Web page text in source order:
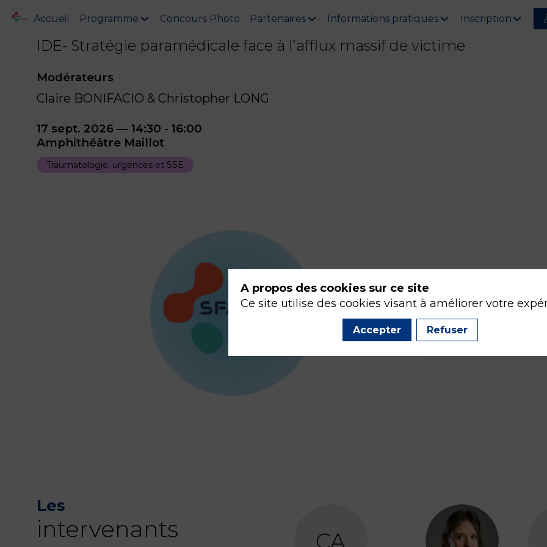
Accueil Programme Concours Photo Partenaires Informations pratiques Inscription
IDE- Stratégie paramédicale face à l’afflux massif de victime
Modérateurs
Claire BONIFACIO & Christopher LONG
17 sept. 2026 — 14:30 - 16:00
Amphithéâtre Maillot
Traumatologie, urgences et SSE
Les
intervenants CA CB
A propos des cookies sur ce site
Ce site utilise des cookies visant à améliorer votre
Accepter Refuser